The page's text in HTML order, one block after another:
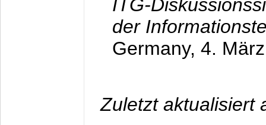
ITG-
der
Germany, 4.
Zuletzt aktualisiert